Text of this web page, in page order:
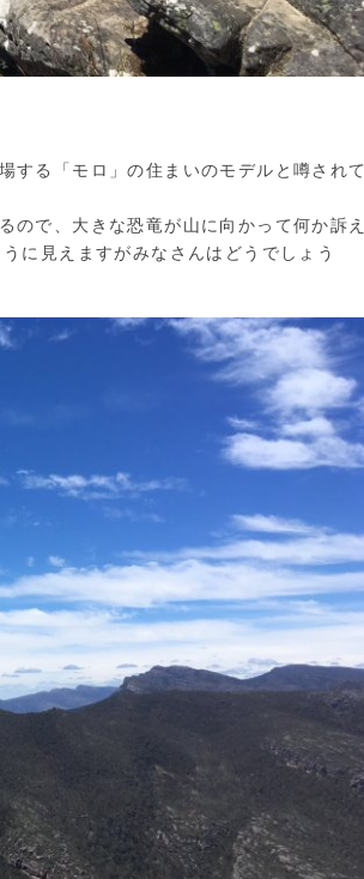
する「モロ」の住まいのモデルと噂されて
ので、大きな恐竜が山に向かって何か訴え
に見えますがみなさんはどうでしょう